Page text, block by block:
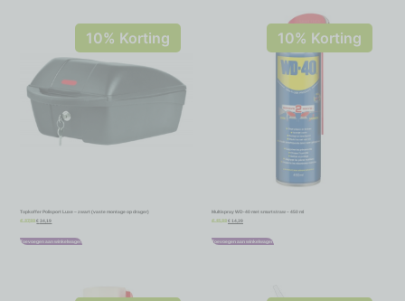
10% Korting
Topkoffer Polisport Luxe – zwart (vaste montage op drager)
€ 37,99 € 34,19
Toevoegen aan winkelwagen
10% Korting
Multispray WD-40 met smartstraw – 450 ml
€ 15,99 € 14,39
Toevoegen aan winkelwagen